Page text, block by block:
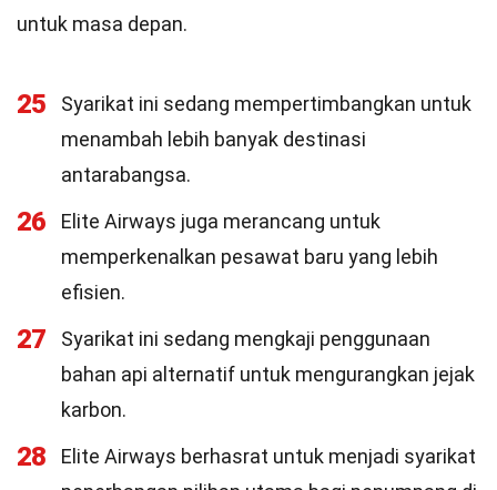
untuk masa depan.
25
Syarikat ini sedang mempertimbangkan untuk
menambah lebih banyak destinasi
antarabangsa.
26
Elite Airways juga merancang untuk
memperkenalkan pesawat baru yang lebih
efisien.
27
Syarikat ini sedang mengkaji penggunaan
bahan api alternatif untuk mengurangkan jejak
karbon.
28
Elite Airways berhasrat untuk menjadi syarikat